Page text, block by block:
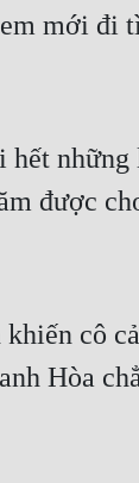
mới đi
hết
được
cô
Hòa